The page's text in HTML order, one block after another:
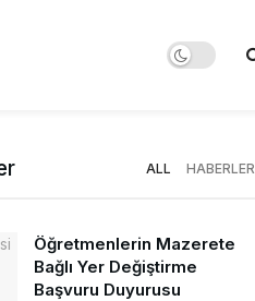
ALL HABERLER
Öğretmenlerin Mazerete
Bağlı Yer Değiştirme
Başvuru Duyurusu